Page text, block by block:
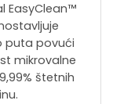
EasyClean™
puta povući
mikrovalne
štetnih